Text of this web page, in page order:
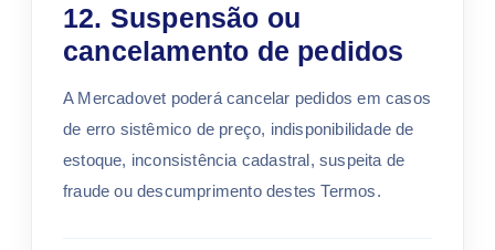
12. Suspensão ou
cancelamento de pedidos
A Mercadovet poderá cancelar pedidos em casos
de erro sistêmico de preço, indisponibilidade de
estoque, inconsistência cadastral, suspeita de
fraude ou descumprimento destes Termos.